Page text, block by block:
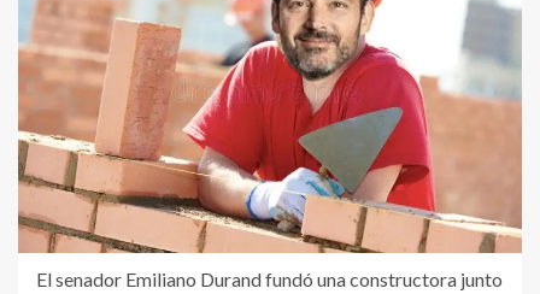
El senador Emiliano Durand fundó una constructora junto